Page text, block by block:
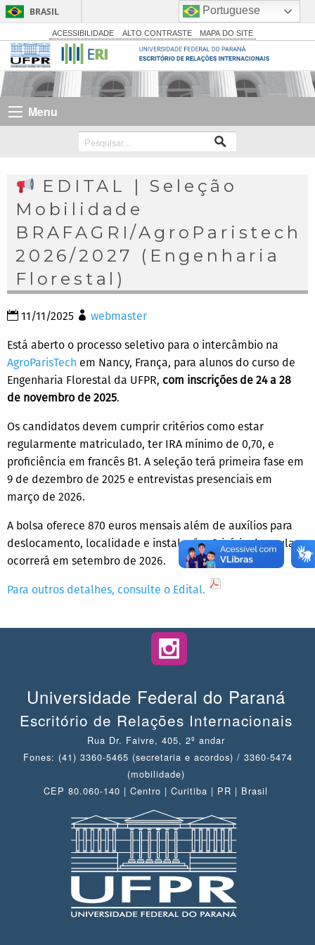
BRASIL
Simplifique!
Comunica BR
Participe
Legislação
Canais
ACESSIBILIDADE ALTO CONTRASTE MAPA DO SITE
Menu
EDITAL | Seleção
Mobilidade
BRAFAGRI/AgroParistech
2026/2027 (Engenharia
Florestal)
11/11/2025 webmaster
Está aberto o processo seletivo para o intercâmbio na
AgroParisTech em Nancy, França, para alunos do curso de
Engenharia Florestal da UFPR, com inscrições de 24 a 28
de novembro de 2025.
Os candidatos devem cumprir critérios como estar
regularmente matriculado, ter IRA mínimo de 0,70, e
proficiência em francês B1. A seleção terá primeira fase em
9 de dezembro de 2025 e entrevistas presenciais em
março de 2026.
A bolsa oferece 870 euros mensais além de auxílios para
deslocamento, localidade e instalação. O início das aulas
ocorrerá em setembro de 2026.
Para outros detalhes, consulte o Edital.
Universidade Federal do Paraná
Escritório de Relações Internacionais
Rua Dr. Faivre, 405, 2º andar
Fones: (41) 3360-5465 (secretaria e acordos) / 3360-5474
(mobilidade)
CEP 80.060-140 | Centro | Curitiba | PR | Brasil
Portuguese